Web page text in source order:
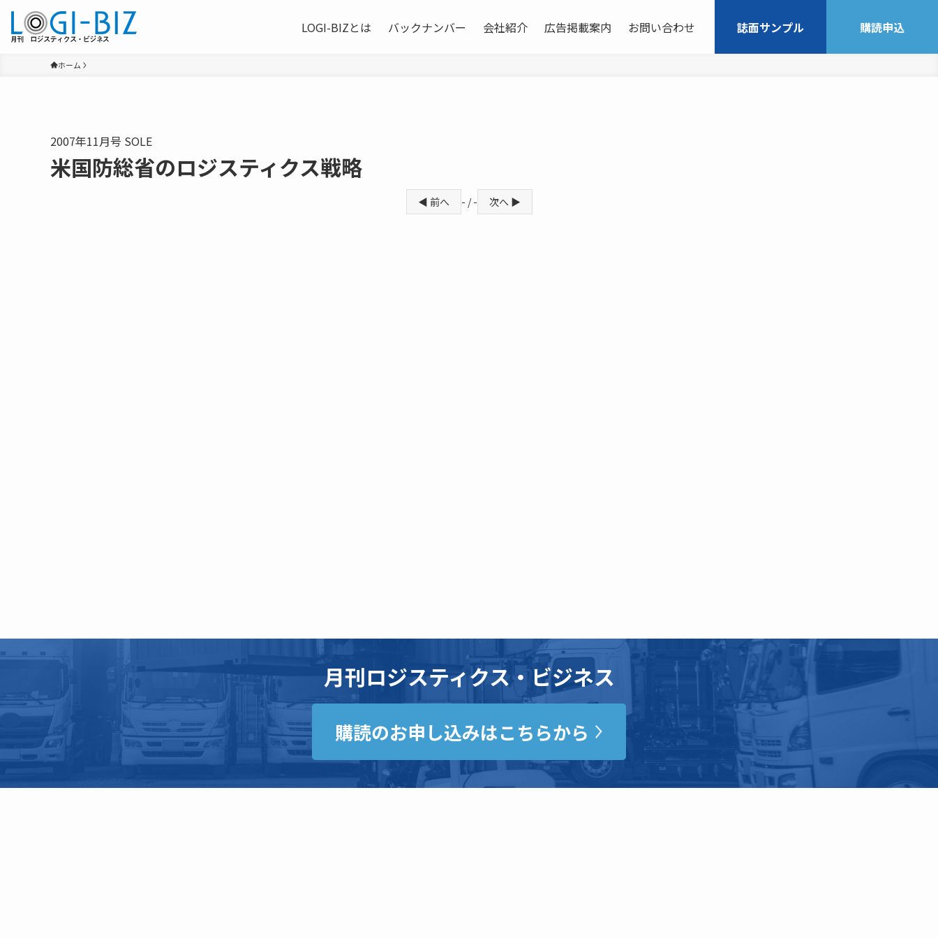
LOGI-BIZとは バックナンバー 会社紹介 広告掲載案内 お問い合わせ 誌面サンプル 購読申込
ホーム
2007年11月号 SOLE
米国防総省のロジスティクス戦略
◀ 前へ - / - 次へ ▶
月刊ロジスティクス・ビジネス
購読のお申し込みはこちらから